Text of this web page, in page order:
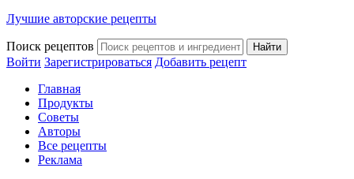
Лучшие авторские рецепты
Поиск рецептов
Войти Зарегистрироваться Добавить рецепт
Главная
Продукты
Советы
Авторы
Все рецепты
Реклама